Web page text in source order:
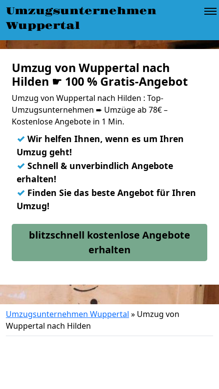
Umzugsunternehmen
Wuppertal
Umzug von Wuppertal nach
Hilden ☛ 100 % Gratis-Angebot
Umzug von Wuppertal nach Hilden : Top-
Umzugsunternehmen ➨ Umzüge ab 78€ –
Kostenlose Angebote in 1 Min.
✓ Wir helfen Ihnen, wenn es um Ihren
Umzug geht!
✓ Schnell & unverbindlich Angebote
erhalten!
✓ Finden Sie das beste Angebot für Ihren
Umzug!
blitzschnell kostenlose Angebote
erhalten
Umzugsunternehmen Wuppertal » Umzug von
Wuppertal nach Hilden